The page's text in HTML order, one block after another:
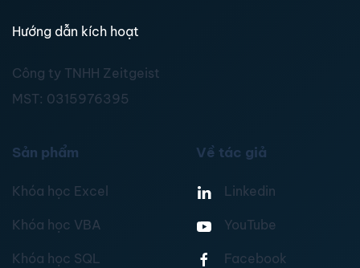
Hướng dẫn kích hoạt
Công ty TNHH Zeitgeist
MST: 0315976395
Sản phẩm
Khóa học Excel
Khóa học VBA
Khóa học SQL
Về tác giả
Linkedin
YouTube
Facebook